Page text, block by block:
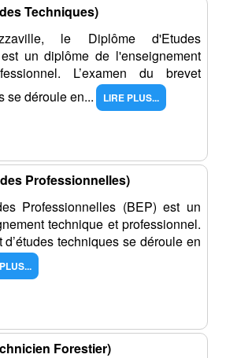
Techniques)
le Diplôme d'Etudes
un diplôme de l'enseignement
L’examen du brevet
se déroule en...
LIRE PLUS...
Professionnelles)
Professionnelles (BEP) est un
technique et professionnel.
d’études techniques se déroule en
Forestier)